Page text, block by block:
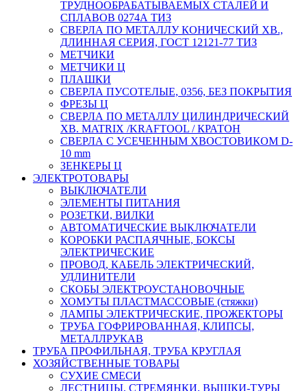
ТРУДНООБРАБАТЫВАЕМЫХ СТАЛЕЙ И
СПЛАВОВ 0274А ТИЗ
СВЕРЛА ПО МЕТАЛЛУ КОНИЧЕСКИЙ ХВ.,
ДЛИННАЯ СЕРИЯ, ГОСТ 12121-77 ТИЗ
МЕТЧИКИ
МЕТЧИКИ Ц
ПЛАШКИ
СВЕРЛА ПУСОТЕЛЫЕ, 0356, БЕЗ ПОКРЫТИЯ
ФРЕЗЫ Ц
СВЕРЛА ПО МЕТАЛЛУ ЦИЛИНДРИЧЕСКИЙ
ХВ. MATRIX /KRAFTOOL / КРАТОН
СВЕРЛА С УСЕЧЕННЫМ ХВОСТОВИКОМ D-
10 mm
ЗЕНКЕРЫ Ц
ЭЛЕКТРОТОВАРЫ
ВЫКЛЮЧАТЕЛИ
ЭЛЕМЕНТЫ ПИТАНИЯ
РОЗЕТКИ, ВИЛКИ
АВТОМАТИЧЕСКИЕ ВЫКЛЮЧАТЕЛИ
КОРОБКИ РАСПАЯЧНЫЕ, БОКСЫ
ЭЛЕКТРИЧЕСКИЕ
ПРОВОД, КАБЕЛЬ ЭЛЕКТРИЧЕСКИЙ,
УДЛИНИТЕЛИ
СКОБЫ ЭЛЕКТРОУСТАНОВОЧНЫЕ
ХОМУТЫ ПЛАСТМАССОВЫЕ (стяжки)
ЛАМПЫ ЭЛЕКТРИЧЕСКИЕ, ПРОЖЕКТОРЫ
ТРУБА ГОФРИРОВАННАЯ, КЛИПСЫ,
МЕТАЛЛРУКАВ
ТРУБА ПРОФИЛЬНАЯ, ТРУБА КРУГЛАЯ
ХОЗЯЙСТВЕННЫЕ ТОВАРЫ
СУХИЕ СМЕСИ
ЛЕСТНИЦЫ, СТРЕМЯНКИ, ВЫШКИ-ТУРЫ